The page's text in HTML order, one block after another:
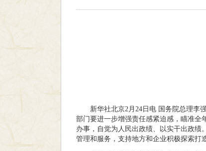
新华社北京2月24日电 国务院总理李
部门要进一步增强责任感紧迫感，瞄准全
办事，自觉为人民出政绩、以实干出政
管理和服务，支持地方和企业积极探索打